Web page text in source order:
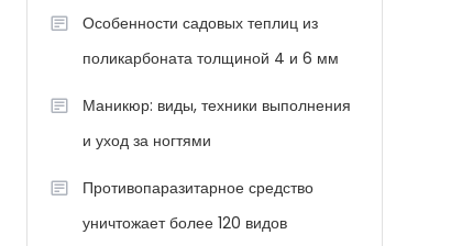
Особенности садовых теплиц из
поликарбоната толщиной 4 и 6 мм
Маникюр: виды, техники выполнения
и уход за ногтями
Противопаразитарное средство
уничтожает более 120 видов